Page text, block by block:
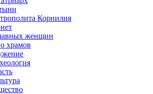
Корнилия
женщин
храмов